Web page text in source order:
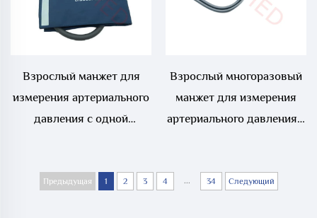
(NIBP) для младенцев
Взрослый манжет для
измерения артериального
давления с одной
неинвазивного измерения
Взрослый многоразовый
манжет для измерения
артериального давления с
Предыдущая 1 2 3 4 ... 34 Следующий